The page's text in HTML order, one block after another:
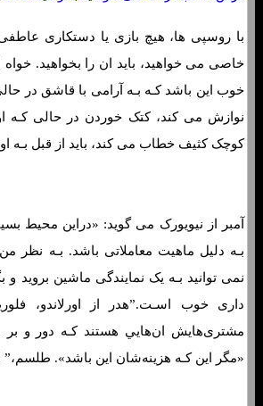
با روسپی ها، هیچ بازی یا دستکاری عاطفی
خاصی می خواهید، باید ان را بخواهید. خواه
خوب این باشد کـه بـه آرامی با قاشق در
نوازش می کند، کتک خوردن در حالی کـه
کوچک کثیف خطاب می کند، باید از قبل بـه او
آمبر از نیویورک می گوید: «دراین محیط
بـه دلیل ماهیت معاملاتی باشد. بـه نظر
نمی توانید بـه یک نمایندگی ماشین بروید و
داری خوب اسـت.”هدر از اورلاندو،
مشتری‌هایش ان‌هایي هستند کـه دور و بر
«مگر این کـه هزینه‌شان این باشد». طلسم،”